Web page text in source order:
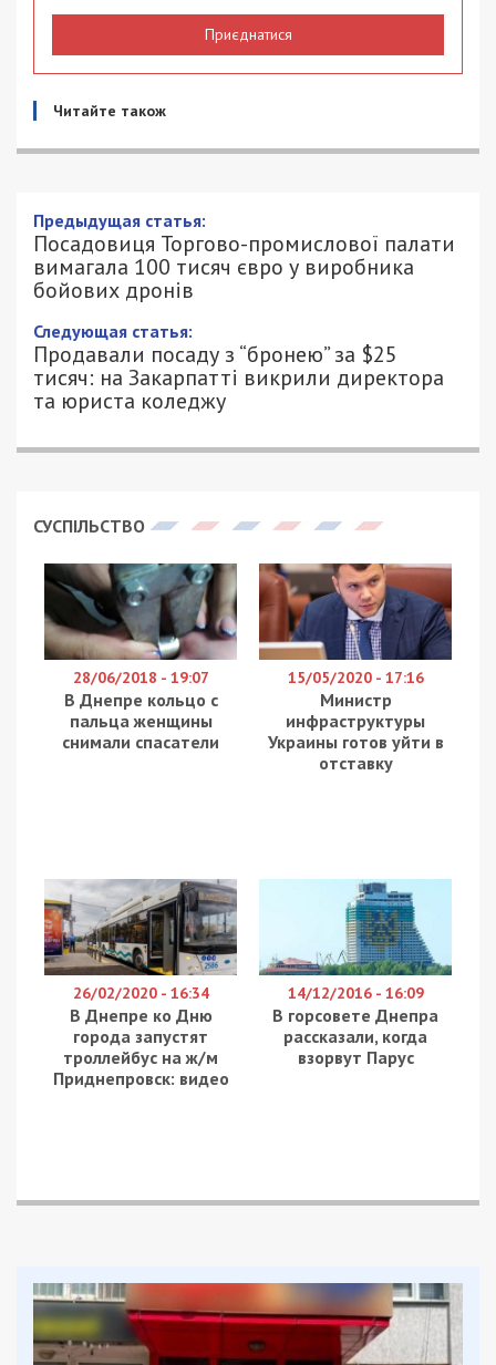
Приєднатися
Читайте також
Посадовиця Торгово-промислової
палати вимагала 100 тисяч євро у
виробника бойових дронів
9/07/2026 - 13:30
ПЕТРО ЩУКІН - СПЕЦИАЛЬНО ДЛЯ
49000.COM.UA
331
Головне управління внутрішньої безпеки СБУ та
Офіс Генерального прокурора ліквідували
корупційну схему в Торгово-промисловій палаті
від представника вітчизняного оборонного
підприємства. Про це повідомляє
49000.
Конфліктна ситуація виникла в червні 2026 року,
коли внаслідок повітряної атаки російських
військ спалахнула пожежа на складах компанії-
підрядника. Через руйнування об’єкта під
загрозою опинилося своєчасне виконання
державного замовлення на виробництво та
постачання бойових безпілотних систем для Сил
штрафних санкцій за зрив термінів, керівництво
За даними слідства, радниця з правових питань
ТППУ вирішила скористатися ситуацією і почала
штучно затягувати розгляд офіційної заяви